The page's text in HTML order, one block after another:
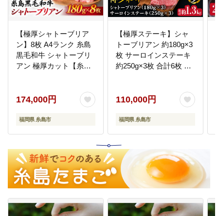
【極厚シャトーブリア
ン】8枚 A4ランク 糸島
黒毛和牛 シャトーブリ
アン 極厚カット【糸島
174,000円
福岡県 糸島市
【極厚ステーキ】シャ
トーブリアン 約180g×3
枚 サーロインステーキ
約250g×3枚 合計6枚 博
ートデリ工房】
110,000円
福岡県 糸島市